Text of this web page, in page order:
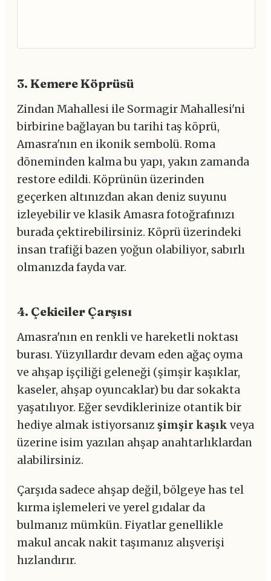
3. Kemere Köprüsü
Zindan Mahallesi ile Sormagir Mahallesi'ni
birbirine bağlayan bu tarihi taş köprü,
Amasra'nın en ikonik sembolü. Roma
döneminden kalma bu yapı, yakın zamanda
restore edildi. Köprünün üzerinden
geçerken altınızdan akan deniz suyunu
izleyebilir ve klasik Amasra fotoğrafınızı
burada çektirebilirsiniz. Köprü üzerindeki
insan trafiği bazen yoğun olabiliyor, sabırlı
olmanızda fayda var.
4. Çekiciler Çarşısı
Amasra'nın en renkli ve hareketli noktası
burası. Yüzyıllardır devam eden ağaç oyma
ve ahşap işçiliği geleneği (şimşir kaşıklar,
kaseler, ahşap oyuncaklar) bu dar sokakta
yaşatılıyor. Eğer sevdiklerinize otantik bir
hediye almak istiyorsanız şimşir kaşık veya
üzerine isim yazılan ahşap anahtarlıklardan
alabilirsiniz.
Çarşıda sadece ahşap değil, bölgeye has tel
kırma işlemeleri ve yerel gıdalar da
bulmanız mümkün. Fiyatlar genellikle
makul ancak nakit taşımanız alışverişi
hızlandırır.